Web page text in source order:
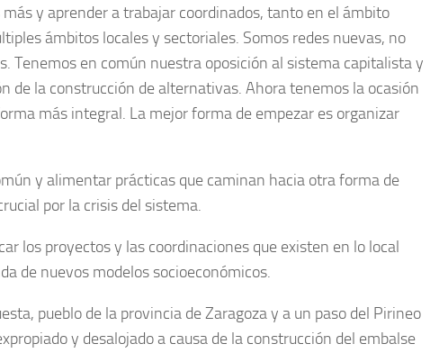
y aprender a trabajar coordinados, tanto en el ámbito
ámbitos locales y sectoriales. Somos redes nuevas, no
Tenemos en común nuestra oposición al sistema capitalista y
de la construcción de alternativas. Ahora tenemos la ocasión
más integral. La mejor forma de empezar es organizar
y alimentar prácticas que caminan hacia otra forma de
por la crisis del sistema.
los proyectos y las coordinaciones que existen en lo local
de nuevos modelos socioeconómicos.
pueblo de la provincia de Zaragoza y a un paso del Pirineo
y desalojado a causa de la construcción del embalse